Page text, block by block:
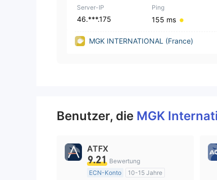
Server-IP
46.***.175
Ping
155 ms
MGK INTERNATIONAL (France)
Benutzer, die MGK
ATFX
9.21 Bewertung
ECN-Konto
10-15 Jahre